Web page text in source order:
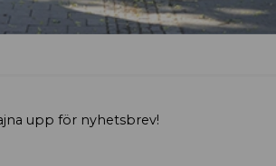
upp för nyhetsbrev!